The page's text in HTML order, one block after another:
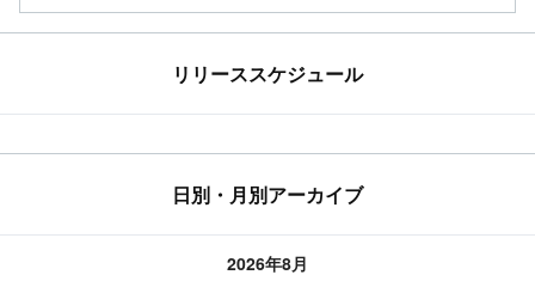
リリーススケジュール
日別・月別アーカイブ
2026年8月